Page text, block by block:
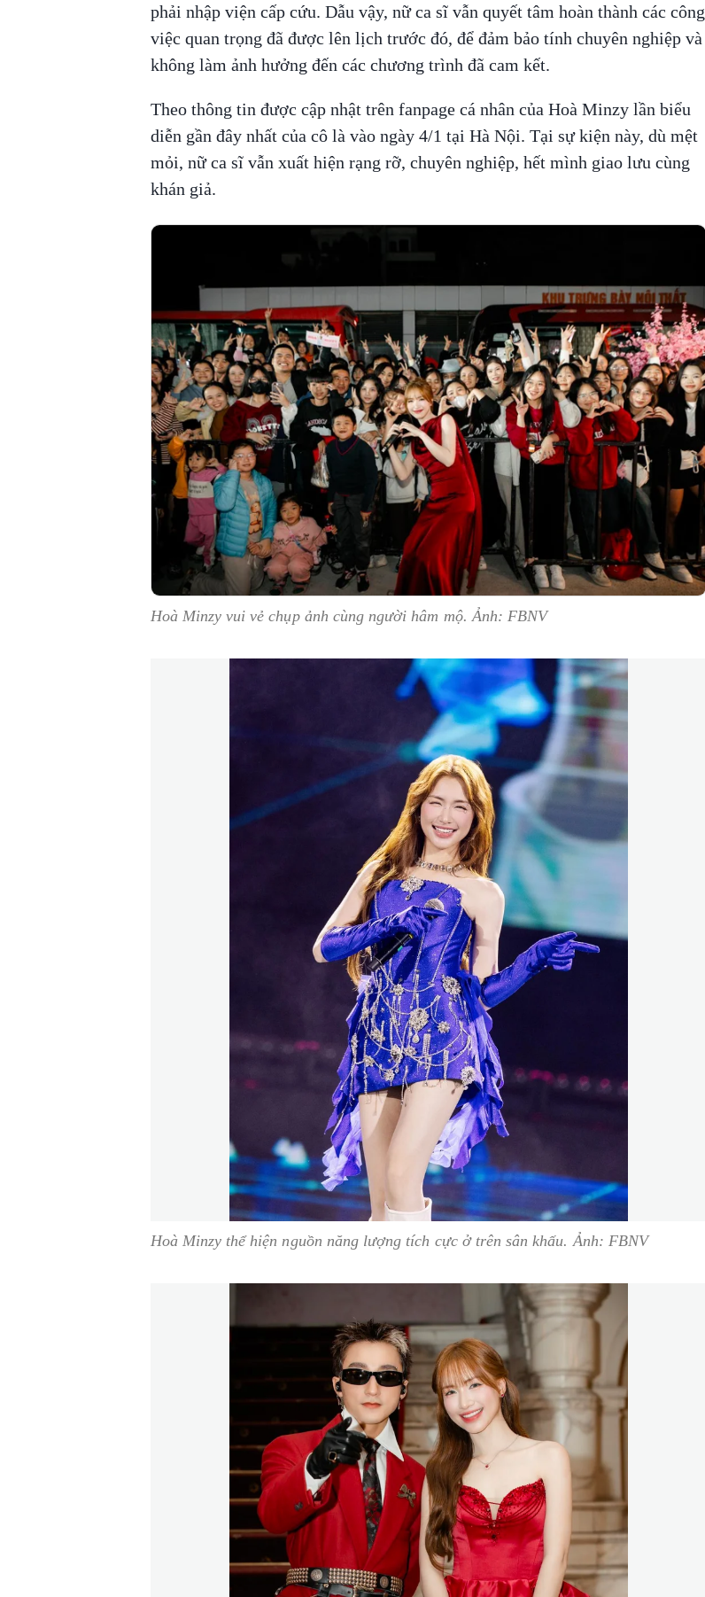
phải nhập viện cấp cứu. Dẫu vậy, nữ ca sĩ vẫn quyết tâm hoàn thành các công
việc quan trọng đã được lên lịch trước đó, để đảm bảo tính chuyên nghiệp và
không làm ảnh hưởng đến các chương trình đã cam kết.
Theo thông tin được cập nhật trên fanpage cá nhân của Hoà Minzy lần biểu
diễn gần đây nhất của cô là vào ngày 4/1 tại Hà Nội. Tại sự kiện này, dù mệt
mỏi, nữ ca sĩ vẫn xuất hiện rạng rỡ, chuyên nghiệp, hết mình giao lưu cùng
khán giả.
Hoà Minzy vui vẻ chụp ảnh cùng người hâm mộ. Ảnh: FBNV
Hoà Minzy thể hiện nguồn năng lượng tích cực ở trên sân khấu. Ảnh: FBNV